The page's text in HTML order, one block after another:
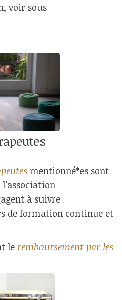
voir sous
mentionné*es sont
à suivre
de formation continue et
le remboursement par les